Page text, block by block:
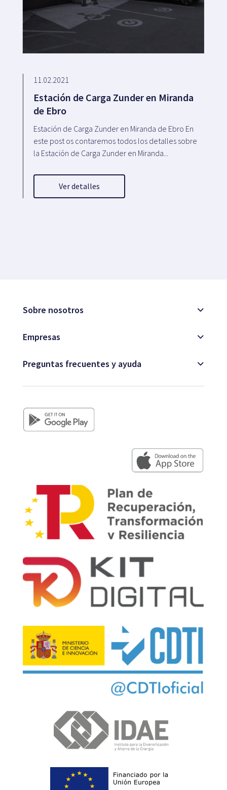
11.02.2021
Estación de Carga Zunder en Miranda
de Ebro
Estación de Carga Zunder en Miranda de Ebro En
este post os contaremos todos los detalles sobre
la Estación de Carga Zunder en Miranda...
Ver detalles
Sobre nosotros
Empresas
Preguntas frecuentes y ayuda